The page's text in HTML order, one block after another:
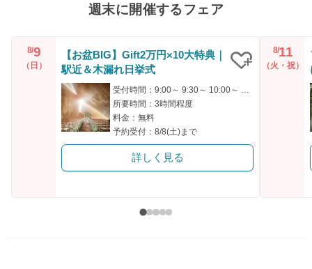
週末に開催するフェア
8/9
（日）
【お盆BIG】Gift2万円×10大特典｜
駅近＆木漏れ日挙式
受付時間：9:00～ 9:30～ 10:00～ 15:00～ 17:00～
所要時間：3時間程度
料金：無料
予約受付：8/8(土)まで
詳しく見る
8/11
（火・祝）